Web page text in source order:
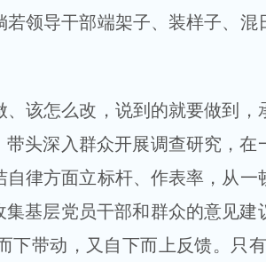
领导干部端架子、装样子、混
该怎么改，说到的就要做到，
头深入群众开展调查研究，在
律方面立标杆、作表率，从一
基层党员干部和群众的意见建
下带动，又自下而上反馈。只